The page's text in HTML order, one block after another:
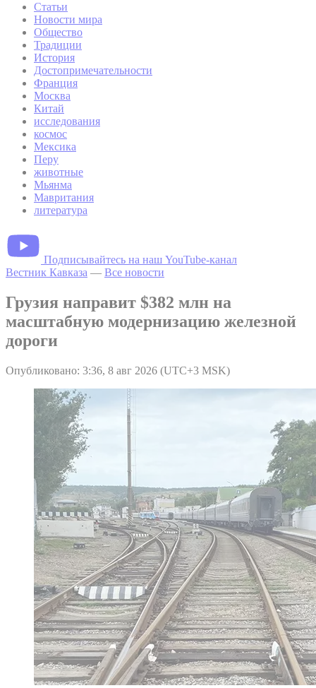
Статьи
Новости мира
Общество
Традиции
История
Достопримечательности
Франция
Москва
Китай
исследования
космос
Мексика
Перу
животные
Мьянма
Мавритания
литература
Подписывайтесь на наш YouTube-канал
Вестник Кавказа — Все новости
Грузия направит $382 млн на
масштабную модернизацию железной
дороги
Опубликовано: 3:36, 8 авг 2026 (UTC+3 MSK)